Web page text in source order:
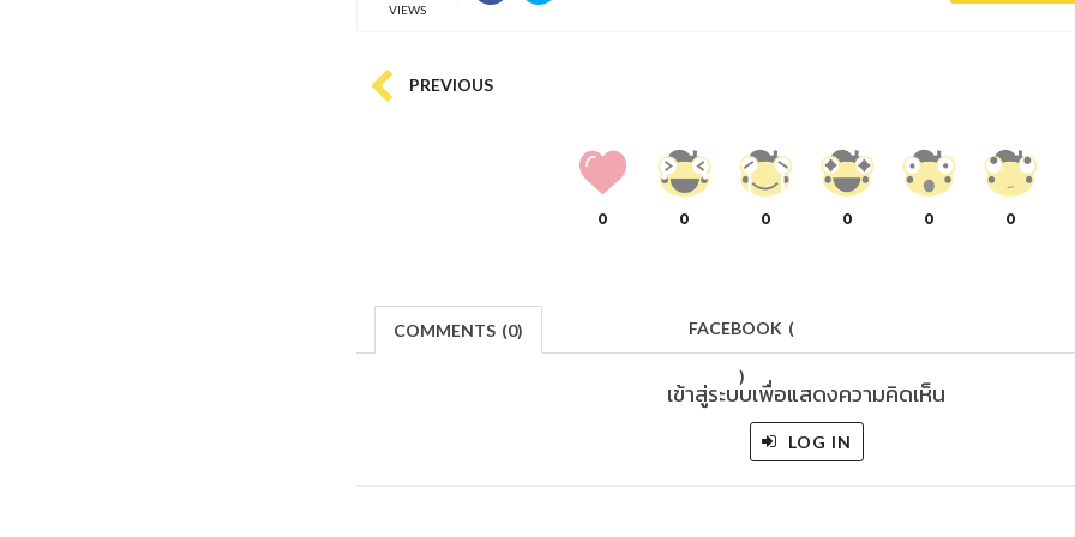
VIEWS
PREVIOUS
0 0 0 0 0 0
COMMENTS (0) FACEBOOK (
)
เข้าสู่ระบบเพื่อแสดงความคิดเห็น
LOG IN